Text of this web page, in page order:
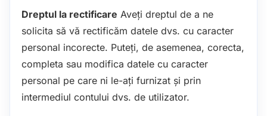
Dreptul la rectificare Aveți dreptul de a ne
solicita să vă rectificăm datele dvs. cu caracter
personal incorecte. Puteți, de asemenea, corecta,
completa sau modifica datele cu caracter
personal pe care ni le-ați furnizat și prin
intermediul contului dvs. de utilizator.